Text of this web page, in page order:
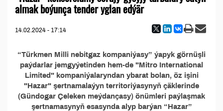
almak boýunça tender yglan edýär
14.02.2024 - 17:14
“Türkmen Milli nebitgaz kompaniýasy” ýapyk görnüşli
paýdarlar jemgyýetinden hem-de "Mitro International
Limited" kompaniýalaryndan ybarat bolan, öz işini
"Hazar" şertnamalaýyn territoriýasynyň çäklerinde
(Gündogar Çeleken meýdançasy) önümleri paýlaşmak
şertnamasynyň esasynda alyp barýan “Hazar”